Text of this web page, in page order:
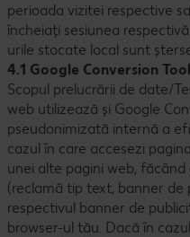
perioada vizitei respective
încheiați sesiunea
urile stocate local sunt
4.1 Google Conversion Tool
Scopul prelucrării de date/
web utilizează și Google
pseudonimizată internă a
cazul în care accesezi
unei alte pagini web,
(reclamă tip text, banner
respectivul banner de
browser-ul tău. Dacă în